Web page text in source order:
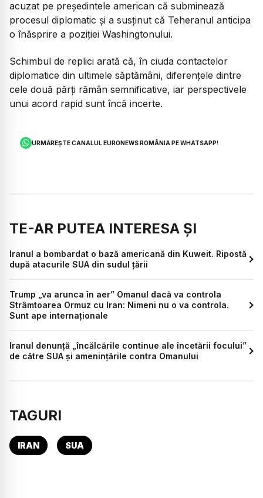
acuzat pe președintele american că subminează
procesul diplomatic și a susținut că Teheranul anticipa
o înăsprire a poziției Washingtonului.
Schimbul de replici arată că, în ciuda contactelor
diplomatice din ultimele săptămâni, diferențele dintre
cele două părți rămân semnificative, iar perspectivele
unui acord rapid sunt încă incerte.
URMĂREȘTE CANALUL EURONEWS ROMÂNIA PE WHATSAPP!
TE-AR PUTEA INTERESA ȘI
Iranul a bombardat o bază americană din Kuweit. Ripostă
după atacurile SUA din sudul țării
Trump „va arunca în aer” Omanul dacă va controla
Strâmtoarea Ormuz cu Iran: Nimeni nu o va controla.
Sunt ape internaționale
Iranul denunță „încălcările continue ale încetării focului”
de către SUA și amenințările contra Omanului
TAGURI
IRAN SUA